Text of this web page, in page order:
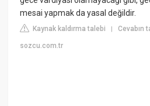
mesai yapmak da yasal değildir.
Kaynak kaldırma talebi |Cevabın
sozcu.com.tr